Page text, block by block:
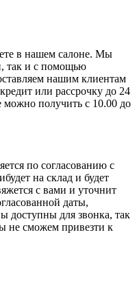
в нашем салоне. Мы
так и с помощью
нашим клиентам
или рассрочку до 24
получить с 10.00 до
по согласованию с
на склад и будет
с вами и уточнит
даты,
доступны для звонка, так
не сможем привезти к